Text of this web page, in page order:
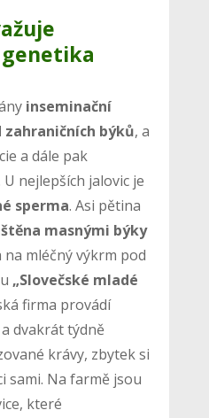
inseminační
zahraničních býků, a
a dále pak
nejlepších jalovic je
sperma. Asi pětina
masnými býky
mléčný výkrm pod
„Slovečské mladé
firma provádí
dvakrát týdně
krávy, zbytek si
sami. Na farmě jsou
které